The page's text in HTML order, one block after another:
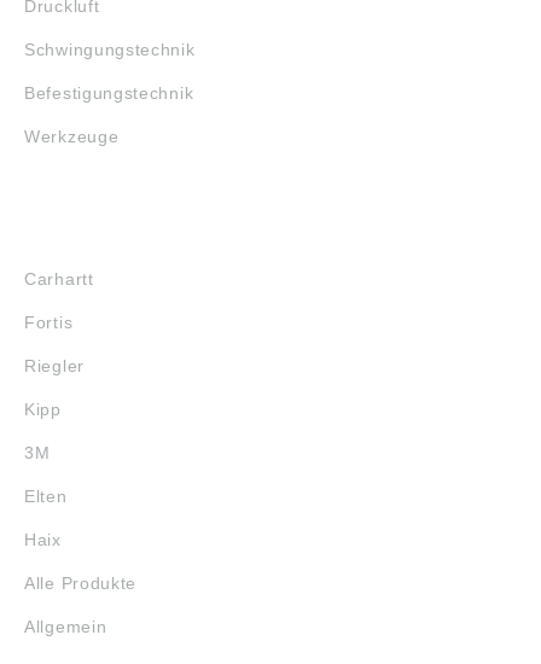
Druckluft
Schwingungstechnik
Befestigungstechnik
Werkzeuge
Carhartt
Fortis
Riegler
Kipp
3M
Elten
Haix
Alle Produkte
Allgemein